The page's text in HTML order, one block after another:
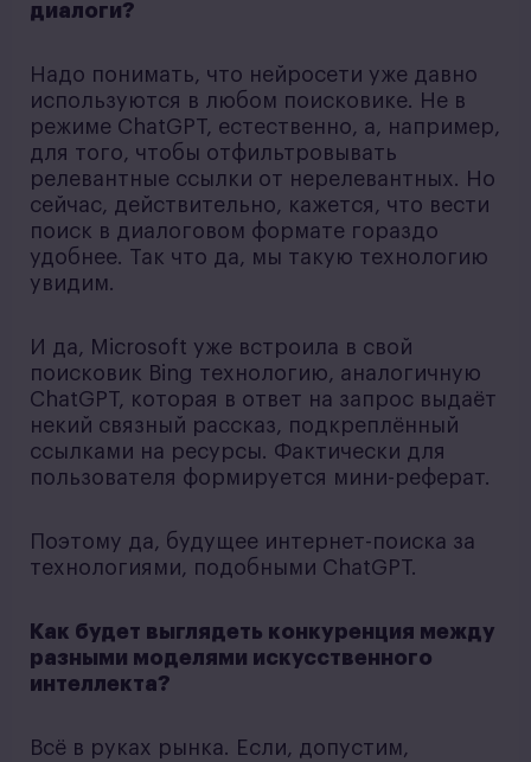
диалоги?
Надо понимать, что нейросети уже давно
используются в любом поисковике. Не в
режиме ChatGPT, естественно, а, например,
для того, чтобы отфильтровывать
релевантные ссылки от нерелевантных. Но
сейчас, действительно, кажется, что вести
поиск в диалоговом формате гораздо
удобнее. Так что да, мы такую технологию
увидим.
И да, Microsoft уже встроила в свой
поисковик Bing технологию, аналогичную
ChatGPT, которая в ответ на запрос выдаёт
некий связный рассказ, подкреплённый
ссылками на ресурсы. Фактически для
пользователя формируется мини-реферат.
Поэтому да, будущее интернет-поиска за
технологиями, подобными ChatGPT.
Как будет выглядеть конкуренция между
разными моделями искусственного
интеллекта?
Всё в руках рынка. Если, допустим,